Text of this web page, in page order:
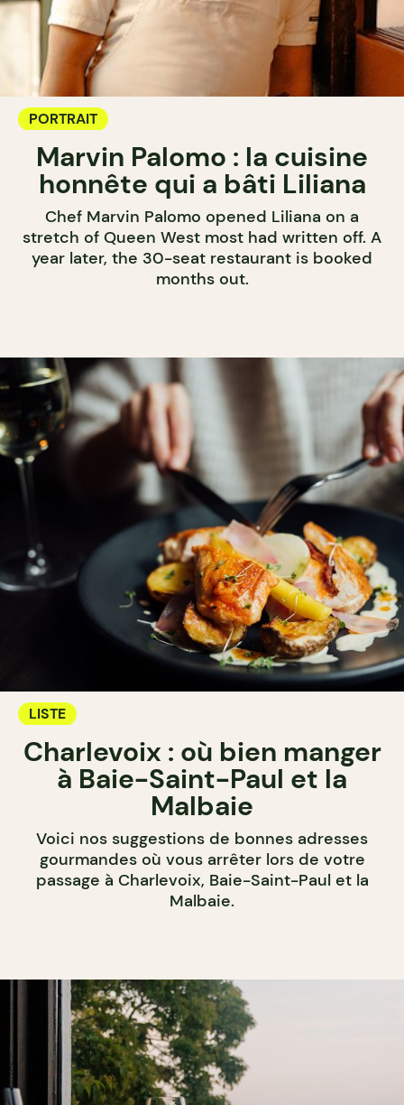
PORTRAIT
Marvin Palomo : la cuisine
honnête qui a bâti Liliana
Chef Marvin Palomo opened Liliana on a
stretch of Queen West most had written off. A
year later, the 30-seat restaurant is booked
months out.
LISTE
Charlevoix : où bien manger
à Baie-Saint-Paul et la
Malbaie
Voici nos suggestions de bonnes adresses
gourmandes où vous arrêter lors de votre
passage à Charlevoix, Baie-Saint-Paul et la
Malbaie.